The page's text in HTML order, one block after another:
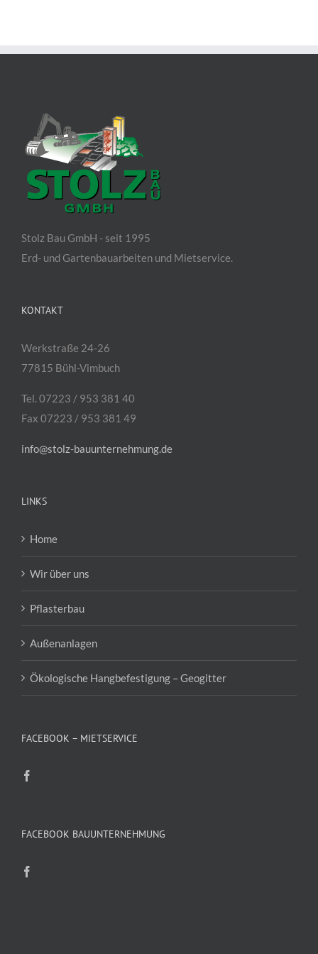
Stolz Bau GmbH - seit 1995
Erd- und Gartenbauarbeiten und Mietservice.
KONTAKT
Werkstraße 24-26
77815 Bühl-Vimbuch
Tel. 07223 / 953 381 40
Fax 07223 / 953 381 49
info@stolz-bauunternehmung.de
LINKS
Home
Wir über uns
Pflasterbau
Außenanlagen
Ökologische Hangbefestigung – Geogitter
FACEBOOK – MIETSERVICE
FACEBOOK BAUUNTERNEHMUNG